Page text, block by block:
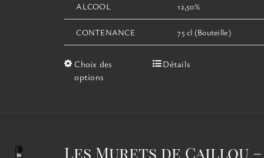
ALCOOL 12,50%
CONTENANCE 75 cl (Bouteille)
Choix des
options
Ce
peuvent
Détails
Les Murets de Caillou –